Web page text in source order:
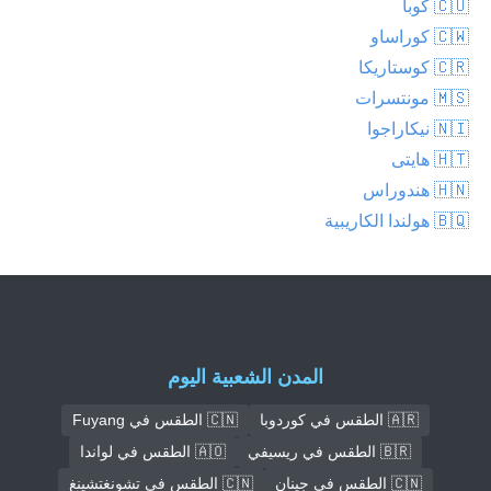
🇨🇺 كوبا
🇨🇼 كوراساو
🇨🇷 كوستاريكا
🇲🇸 مونتسرات
🇳🇮 نيكاراجوا
🇭🇹 هايتى
🇭🇳 هندوراس
🇧🇶 هولندا الكاريبية
المدن الشعبية اليوم
🇦🇷 الطقس في كوردوبا
🇨🇳 الطقس في Fuyang
🇧🇷 الطقس في ريسيفي
🇦🇴 الطقس في لواندا
🇨🇳 الطقس في جينان
🇨🇳 الطقس في تشونغتشينغ